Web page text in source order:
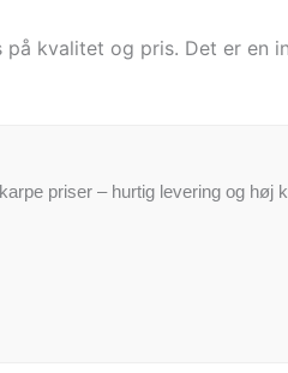
kvalitet og pris. Det er en
priser – hurtig levering og høj